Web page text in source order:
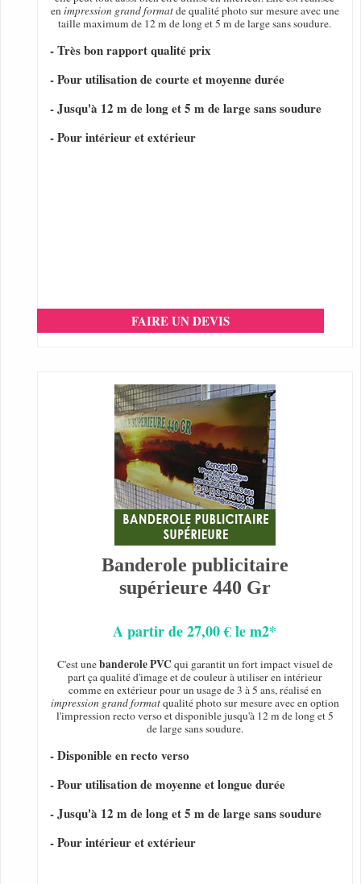
enimpression grand formatde qualité photo sur mesure avec une
taille maximum de 12 m de long et 5 m de large sans soudure.
- Très bon rapport qualité prix
- Pour utilisation de courte et moyenne durée
- Jusqu'à 12 m de long et 5 m de large sans soudure
- Pour intérieur et extérieur
FAIRE UN DEVIS
Banderole publicitaire
supérieure 440 Gr
A partir de 27,00 € le m2*
C'est unebanderole PVC qui garantit un fort impact visuel de
part ça qualité d'image et de couleur à utiliser en intérieur
comme en extérieur pour un usage de 3 à 5 ans, réalisé en
impression grand formatqualité photo sur mesure avec en option
l'impression recto verso et disponible jusqu'à 12 m de long et 5
de large sans soudure.
- Disponible en recto verso
- Pour utilisation de moyenne et longue durée
- Jusqu'à 12 m de long et 5 m de large sans soudure
- Pour intérieur et extérieur